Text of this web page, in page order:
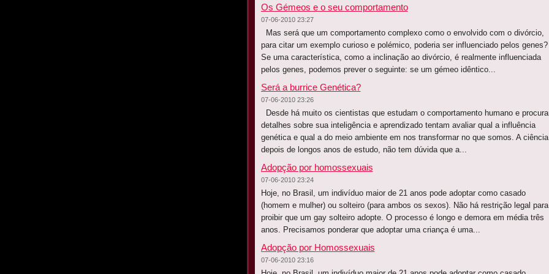
Os Gémeos e o seu comportamento
07-06-2010 23:27
Mas será que um comportamento complexo como o envolvido com o divórcio,
para citar um exemplo curioso e polémico, poderia ser influenciado pelos genes?
Se uma característica, como a inclinação ao divórcio, é realmente influenciada
pelos genes, podemos prever o seguinte: se um gémeo idêntico...
Será a burrice Genética?
07-06-2010 23:26
Desde há muito os cientistas que estudam o comportamento humano e
detalhes sobre sua inteligência e aprendizado tentam avaliar qual a influência
genética e qual a do meio ambiente em nos transformar no que somos. A
depois de longos anos de estudo, não tem dúvida que a...
Adopção por homossexuais
07-06-2010 23:24
Hoje, no Brasil, um indivíduo maior de 21 anos pode adoptar como casado
(homem e mulher) ou solteiro (para ambos os sexos). Não há restrição legal para
proibir que um gay solteiro adopte. O processo é longo e demora em média três
anos. Precisamos ponderar que adoptar uma criança é uma...
Adopção por Homossexuais
07-06-2010 23:16